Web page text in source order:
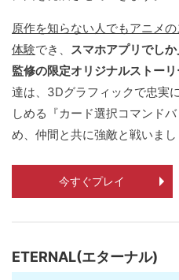
原作を知らない人でもアニメ
体験でき、 スマホアプリでし
監修の限定オリジナルストーリ
達は、3Dグラフィックで忠実
しめる『カード選択コマンド
め、仲間と共に強敵と戦いまし
今すぐプレイ
ETERNAL(エターナル)